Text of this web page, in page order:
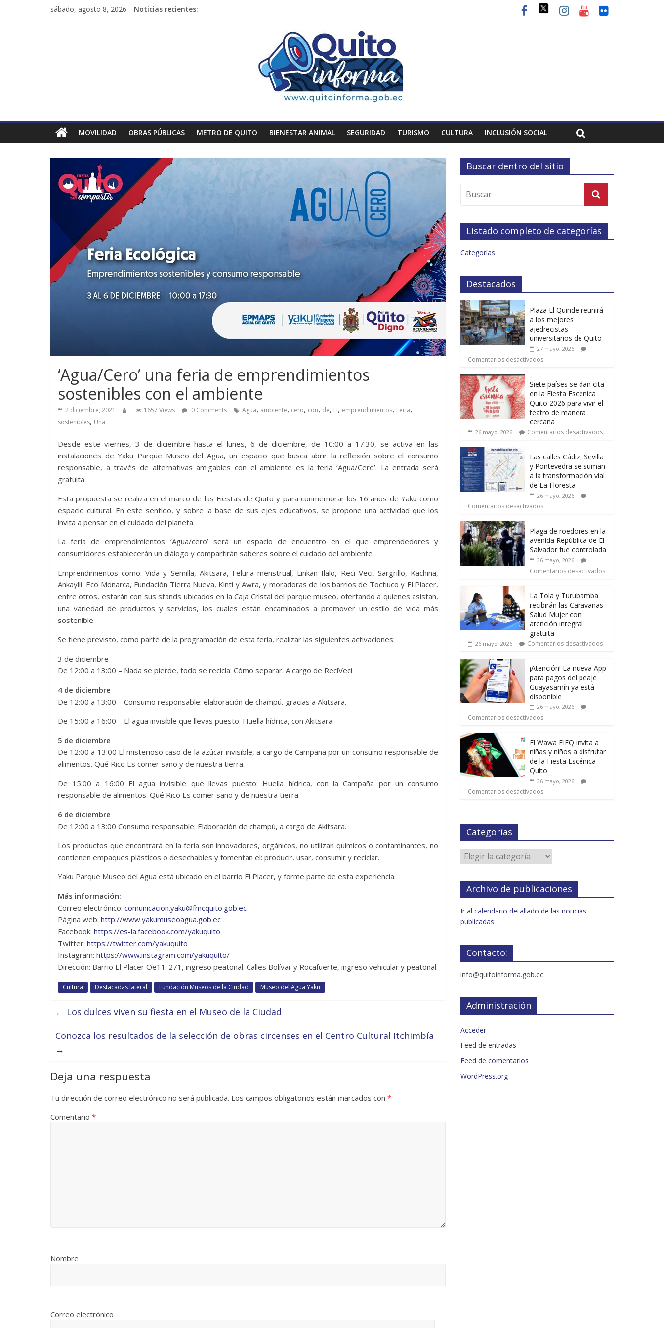
sábado, agosto 8, 2026 Noticias recientes:
MOVILIDAD OBRAS PÚBLICAS METRO DE QUITO BIENESTAR ANIMAL SEGURIDAD TURISMO CULTURA INCLUSIÓN SOCIAL
‘Agua/Cero’ una feria de emprendimientos
sostenibles con el ambiente
2 diciembre, 2021 1657 Views 0 Comments Agua, ambiente, cero, con, de, El, emprendimientos, Feria,
sostenibles, Una
Desde este viernes, 3 de diciembre hasta el lunes, 6 de diciembre, de 10:00 a 17:30, se activa en las
instalaciones de Yaku Parque Museo del Agua, un espacio que busca abrir la reflexión sobre el consumo
responsable, a través de alternativas amigables con el ambiente es la feria ‘Agua/Cero’. La entrada será
gratuita.
Esta propuesta se realiza en el marco de las Fiestas de Quito y para conmemorar los 16 años de Yaku como
espacio cultural. En este sentido, y sobre la base de sus ejes educativos, se propone una actividad que los
invita a pensar en el cuidado del planeta.
La feria de emprendimientos ‘Agua/cero’ será un espacio de encuentro en el que emprendedores y
consumidores establecerán un diálogo y compartirán saberes sobre el cuidado del ambiente.
Emprendimientos como: Vida y Semilla, Akitsara, Feluna menstrual, Linkan Ilalo, Reci Veci, Sargrillo, Kachina,
Ankaylli, Eco Monarca, Fundación Tierra Nueva, Kinti y Awra, y moradoras de los barrios de Toctiuco y El Placer,
entre otros, estarán con sus stands ubicados en la Caja Cristal del parque museo, ofertando a quienes asistan,
una variedad de productos y servicios, los cuales están encaminados a promover un estilo de vida más
sostenible.
Se tiene previsto, como parte de la programación de esta feria, realizar las siguientes activaciones:
3 de diciembre
De 12:00 a 13:00 – Nada se pierde, todo se recicla: Cómo separar. A cargo de ReciVeci
4 de diciembre
De 12:00 a 13:00 – Consumo responsable: elaboración de champú, gracias a Akitsara.
De 15:00 a 16:00 – El agua invisible que llevas puesto: Huella hídrica, con Akitsara.
5 de diciembre
De 12:00 a 13:00 El misterioso caso de la azúcar invisible, a cargo de Campaña por un consumo responsable de
alimentos. Qué Rico Es comer sano y de nuestra tierra.
De 15:00 a 16:00 El agua invisible que llevas puesto: Huella hídrica, con la Campaña por un consumo
responsable de alimentos. Qué Rico Es comer sano y de nuestra tierra.
6 de diciembre
De 12:00 a 13:00 Consumo responsable: Elaboración de champú, a cargo de Akitsara.
Los productos que encontrará en la feria son innovadores, orgánicos, no utilizan químicos o contaminantes, no
contienen empaques plásticos o desechables y fomentan el: producir, usar, consumir y reciclar.
Yaku Parque Museo del Agua está ubicado en el barrio El Placer, y forme parte de esta experiencia.
Más información:
Correo electrónico: comunicacion.yaku@fmcquito.gob.ec
Página web: http://www.yakumuseoagua.gob.ec
Facebook: https://es-la.facebook.com/yakuquito
Twitter: https://twitter.com/yakuquito
Instagram: https://www.instagram.com/yakuquito/
Dirección: Barrio El Placer Oe11-271, ingreso peatonal. Calles Bolívar y Rocafuerte, ingreso vehicular y peatonal.
Cultura Destacadas lateral Fundación Museos de la Ciudad Museo del Agua Yaku
← Los dulces viven su fiesta en el Museo de la Ciudad
Conozca los resultados de la selección de obras circenses en el Centro Cultural Itchimbía
→
Deja una respuesta
Tu dirección de correo electrónico no será publicada. Los campos obligatorios están marcados con *
Comentario *
Nombre
Correo electrónico
Buscar dentro del sitio
Listado completo de categorías
Categorías
Destacados
Plaza El Quinde reunirá
a los mejores
ajedrecistas
universitarios de Quito
27 mayo, 2026
Comentarios desactivados
Siete países se dan cita
en la Fiesta Escénica
Quito 2026 para vivir el
teatro de manera
cercana
26 mayo, 2026 Comentarios desactivados
Las calles Cádiz, Sevilla
y Pontevedra se suman
a la transformación vial
de La Floresta
26 mayo, 2026
Comentarios desactivados
Plaga de roedores en la
avenida República de El
Salvador fue controlada
26 mayo, 2026
Comentarios desactivados
La Tola y Turubamba
recibirán las Caravanas
Salud Mujer con
atención integral
gratuita
26 mayo, 2026 Comentarios desactivados
¡Atención! La nueva App
para pagos del peaje
Guayasamín ya está
disponible
26 mayo, 2026
Comentarios desactivados
El Wawa FIEQ invita a
niñas y niños a disfrutar
de la Fiesta Escénica
Quito
26 mayo, 2026
Comentarios desactivados
Categorías
Archivo de publicaciones
Ir al calendario detallado de las noticias
publicadas
Contacto:
info@quitoinforma.gob.ec
Administración
Acceder
Feed de entradas
Feed de comentarios
WordPress.org